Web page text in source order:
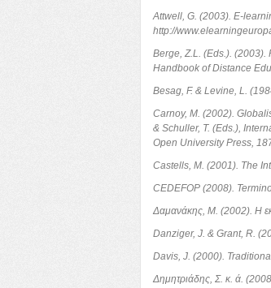
Attwell, G. (2003). E-
http://
Berge, Z.L. (Eds.).
Handbook of Distance
Besag, F. & Levine, L.
Carnoy, M. (2002).
& Schuller, T. (Eds.),
Open University Press,
Castells, M. (2001). The
CEDEFOP (2008).
Δαμανάκης, Μ. (2002). Η
Danziger, J. & Grant, R.
Davis, J. (2000).
Δημητριάδης, Σ. κ. ά.